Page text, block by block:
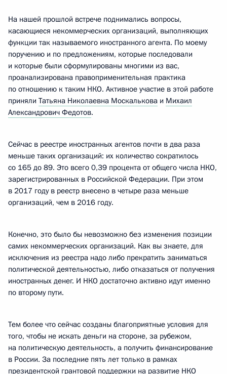
На нашей прошлой встрече поднимались вопросы,
касающиеся некоммерческих организаций, выполняющих
функции так называемого иностранного агента. По моему
поручению и по предложениям, которые последовали
и которые были сформулированы многими из вас,
проанализирована правоприменительная практика
по отношению к таким НКО. Активное участие в этой работе
приняли Татьяна Николаевна Москалькова и Михаил
Александрович Федотов.
Сейчас в реестре иностранных агентов почти в два раза
меньше таких организаций: их количество сократилось
со 165 до 89. Это всего 0,39 процента от общего числа НКО,
зарегистрированных в Российской Федерации. При этом
в 2017 году в реестр внесено в четыре раза меньше
организаций, чем в 2016 году.
Конечно, это было бы невозможно без изменения позиции
самих некоммерческих организаций. Как вы знаете, для
исключения из реестра надо либо прекратить заниматься
политической деятельностью, либо отказаться от получения
иностранных денег. И НКО достаточно активно идут именно
по второму пути.
Тем более что сейчас созданы благоприятные условия для
того, чтобы не искать деньги на стороне, за рубежом,
на политическую деятельность, а получить финансирование
в России. За последние пять лет только в рамках
президентской грантовой поддержки на развитие НКО